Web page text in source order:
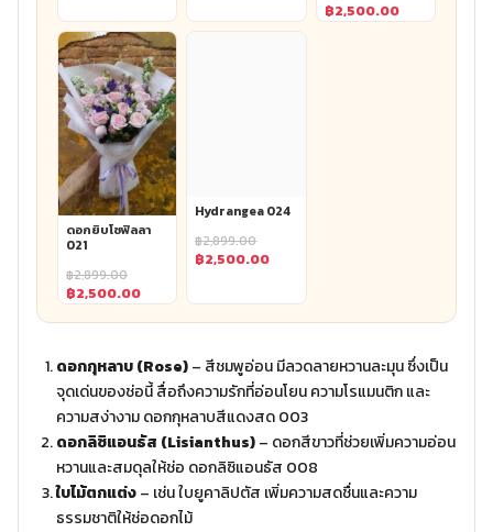
Original
฿2,500.00
ดอกยิบโซฟิลลา
021
฿2,899.00
Original
฿2,500.00
฿2,500.00.
Hydrangea 024
฿2,899.00
Original
฿2,899.00.
฿2,500.00
is:
ดอกกุหลาบ (Rose)– สีชมพูอ่อน มีลวดลายหวานละมุน ซึ่งเป็น
จุดเด่นของช่อนี้ สื่อถึงความรักที่อ่อนโยน ความโรแมนติก และ
ความสง่างามดอกกุหลาบสีแดงสด 003
ดอกลิซิแอนธัส (Lisianthus)– ดอกสีขาวที่ช่วยเพิ่มความอ่อน
หวานและสมดุลให้ช่อ ดอกลิซิแอนธัส 008
ใบไม้ตกแต่ง– เช่น ใบยูคาลิปตัส เพิ่มความสดชื่นและความ
ธรรมชาติให้ช่อดอกไม้